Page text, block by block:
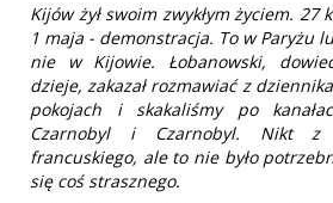
Kijów żył swoim zwykłym życiem. 27
1 maja - demonstracja. To w Paryżu
nie w Kijowie. Łobanowski,
dzieje, zakazał rozmawiać z
pokojach i skakaliśmy po
Czarnobyl i Czarnobyl. Nikt z
francuskiego, ale to nie było
się coś strasznego.